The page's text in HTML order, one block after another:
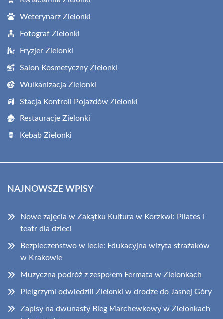
Weterynarz Zielonki
Fotograf Zielonki
Fryzjer Zielonki
Salon Kosmetyczny Zielonki
Wulkanizacja Zielonki
Stacja Kontroli Pojazdów Zielonki
Restauracje Zielonki
Kebab Zielonki
NAJNOWSZE WPISY
Nowe zajęcia w Zakątku Kultura w Korzkwi: Pilates i
teatr dla dzieci
Bezpieczeństwo w lecie: Edukacyjna wizyta strażaków
w Krakowie
Muzyczna podróż z zespołem Fermata w Zielonkach
Pielgrzymi odwiedzili Zielonki w drodze do Jasnej Góry
Zapisy na dwunasty Bieg Marchewkowy w Zielonkach